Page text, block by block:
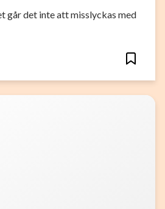
går det inte att misslyckas med